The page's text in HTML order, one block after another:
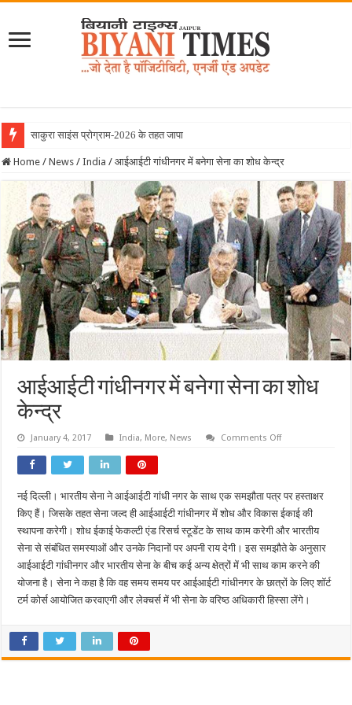
साकुरा साइंस प्रोग्राम-2026 के तहत जापान रवाना हुई ब
Home / News / India / आईआईटी गांधीनगर में बनेगा सेना का शोध केन्द्र
आईआईटी गांधीनगर में बनेगा सेना का शोध
केन्द्र
January 4, 2017 India, More, News Comments Offon
का
शोध
केन्द्र
नई दिल्ली। भारतीय सेना ने आईआईटी गांधी नगर के साथ एक समझौता पत्र पर हस्ताक्षर
किए हैं। जिसके तहत सेना जल्द ही आईआईटी गांधीनगर में शोध और विकास ईकाई की
स्थापना करेगी। शोध ईकाई फेकल्टी एंड रिसर्च स्टूडेंट के साथ काम करेगी और भारतीय
सेना से संबंधित समस्याओं और उनके निदानों पर अपनी राय देगी। इस समझौते के अनुसार
आईआईटी गांधीनगर और भारतीय सेना के बीच कई अन्य क्षेत्रों में भी साथ काम करने की
योजना है। सेना ने कहा है कि वह समय समय पर आईआईटी गांधीनगर के छात्रों के लिए शॉर्ट
टर्म कोर्स आयोजित करवाएगी और लेक्चर्स में भी सेना के वरिष्ठ अधिकारी हिस्सा लेंगे।